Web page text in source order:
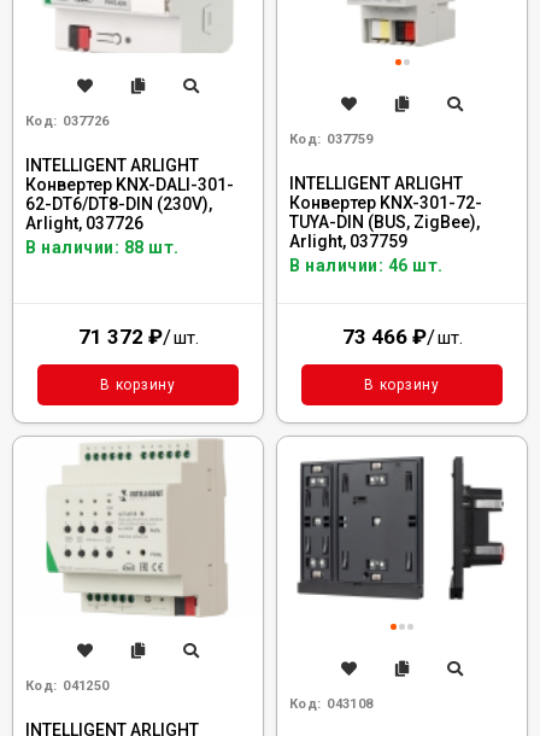
Код: 037726
INTELLIGENT ARLIGHT
Конвертер KNX-DALI-301-
62-DT6/DT8-DIN (230V),
Arlight, 037726
В наличии: 88 шт.
71 372 ₽/шт.
В корзину
Код: 037759
INTELLIGENT ARLIGHT
Конвертер KNX-301-72-
TUYA-DIN (BUS, ZigBee),
Arlight, 037759
В наличии: 46 шт.
73 466 ₽/шт.
В корзину
Код: 041250
INTELLIGENT ARLIGHT
Код: 043108